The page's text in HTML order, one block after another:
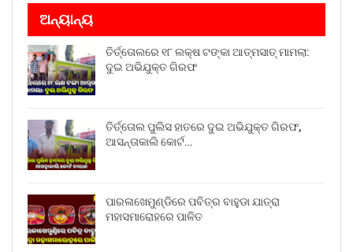
ଅନ୍ୟାନ୍ୟ
ତିର୍ତ୍ତୋଲରେ ୧୮ ଲକ୍ଷ ଟଙ୍କା ଆତ୍ମସାତ୍ ମାମଲା:
ଦୁଇ ଅଭିଯୁକ୍ତ ଗିରଫ
ତିର୍ତ୍ତୋଲ ପୁଲିସ ହାତରେ ଦୁଇ ଅଭିଯୁକ୍ତ ଗିରଫ,
ଆସନ୍ତାକାଲି କୋର୍ଟ…
ପାରଳାଖେମୁଣ୍ଡିରେ ପବିତ୍ର ବାହୁଡା ଯାତ୍ରା
ମହାସମାରୋହରେ ପାଳିତ